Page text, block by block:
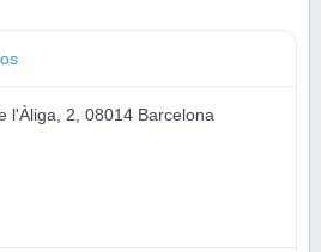
l'Àliga, 2, 08014 Barcelona